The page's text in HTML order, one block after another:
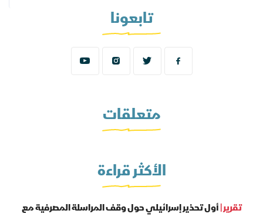
تابعونا
متعلقات
الأكثر قراءة
تقرير |أول تحذير إسرائيلي حول وقف المراسلة المصرفية مع